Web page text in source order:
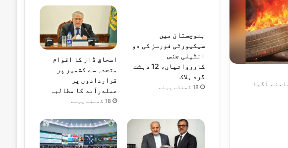
بلوچستان میں
سیکیورٹی فورسز کی دو
انٹیلی جنس
کارروائیاں، 12 دہشت
گرد ہلاک
18 گھنٹے پہلے
اسحاق ڈار کا اقوام
متحدہ سے کشمیر پر
قراردادوں پر
عملدرآمد کا مطالبہ
18 گھنٹے پہلے